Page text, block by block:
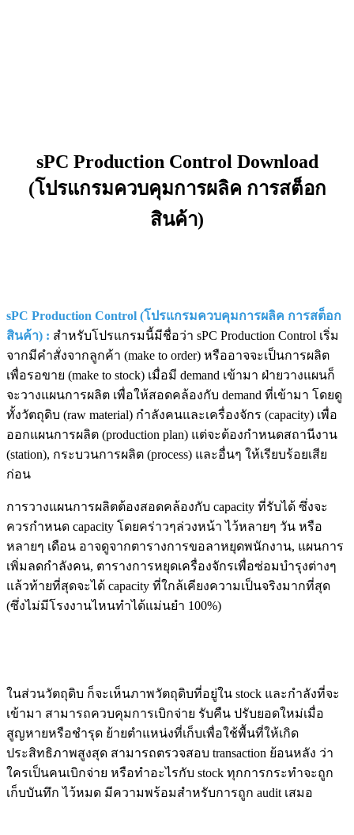
sPC Production Control Download
(โปรแกรมควบคุมการผลิค การสต็อก
สินค้า)
sPC Production Control (โปรแกรมควบคุมการผลิค การสต็อก
สินค้า) : สำหรับโปรแกรมนี้มีชื่อว่า sPC Production Control เริ่ม
จากมีคำสั่งจากลูกค้า (make to order) หรืออาจจะเป็นการผลิต
เพื่อรอขาย (make to stock) เมื่อมี demand เข้ามา ฝ่ายวางแผนก็
จะวางแผนการผลิต เพื่อให้สอดคล้องกับ demand ที่เข้ามา โดยดู
ทั้งวัตถุดิบ (raw material) กำลังคนและเครื่องจักร (capacity) เพื่อ
ออกแผนการผลิต (production plan) แต่จะต้องกำหนดสถานีงาน
(station), กระบวนการผลิต (process) และอื่นๆ ให้เรียบร้อยเสีย
ก่อน
การวางแผนการผลิตต้องสอดคล้องกับ capacity ที่รับได้ ซึ่งจะ
ควรกำหนด capacity โดยคร่าวๆล่วงหน้า ไว้หลายๆ วัน หรือ
หลายๆ เดือน อาจดูจากตารางการขอลาหยุดพนักงาน, แผนการ
เพิ่มลดกำลังคน, ตารางการหยุดเครื่องจักรเพื่อซ่อมบำรุงต่างๆ
แล้วท้ายที่สุดจะได้ capacity ที่ใกล้เคียงความเป็นจริงมากที่สุด
(ซึ่งไม่มีโรงงานไหนทำได้แม่นยำ 100%)
ในส่วนวัตถุดิบ ก็จะเห็นภาพวัตถุดิบที่อยู่ใน stock และกำลังที่จะ
เข้ามา สามารถควบคุมการเบิกจ่าย รับคืน ปรับยอดใหม่เมื่อ
สูญหายหรือชำรุด ย้ายตำแหน่งที่เก็บเพื่อใช้พื้นที่ให้เกิด
ประสิทธิภาพสูงสุด สามารถตรวจสอบ transaction ย้อนหลัง ว่า
ใครเป็นคนเบิกจ่าย หรือทำอะไรกับ stock ทุกการกระทำจะถูก
เก็บบันทึก ไว้หมด มีความพร้อมสำหรับการถูก audit เสมอ